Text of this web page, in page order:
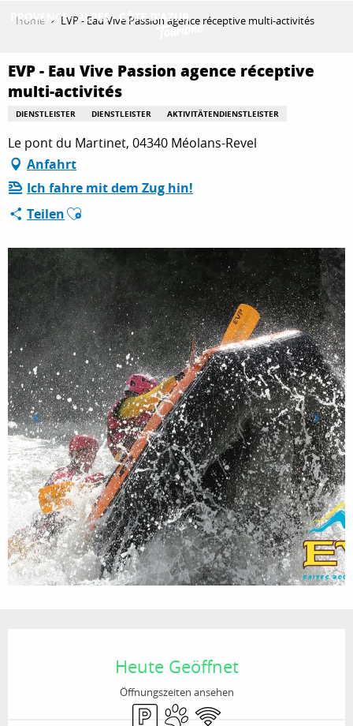
principal
ENTDECKEN
AKTIVITÄTEN
AUFENTHALT
ESPACE PRO
Home EVP - Eau Vive Passion agence réceptive multi-activités
EVP - Eau Vive Passion agence réceptive
multi-activités
DIENSTLEISTER DIENSTLEISTER AKTIVITÄTENDIENSTLEISTER
Le pont du Martinet, 04340 Méolans-Revel
Anfahrt
Ich fahre mit dem Zug hin!
TeilenAjouter aux favoris
Heute Geöffnet
Öffnungszeiten ansehen
ParkplatzTiere erlaubt
Wi-Fi